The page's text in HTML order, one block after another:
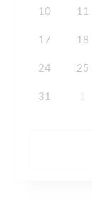
10 11
17 18
24 25
31